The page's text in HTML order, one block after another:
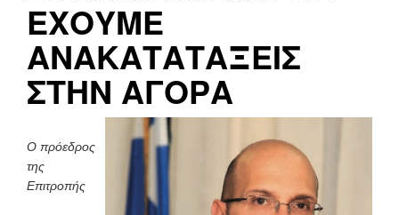
ΕΧΟΥΜΕ
ΑΝΑΚΑΤΑΤΑΞΕΙΣ
ΣΤΗΝ ΑΓΟΡΑ
Ο πρόεδρος
της
Επιτροπής